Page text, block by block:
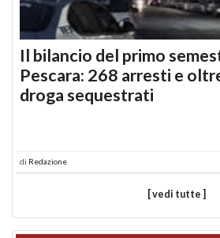
Il bilancio del primo
Pescara: 268 arresti e
droga sequestrati
di Redazione
[ vedi tutte ]